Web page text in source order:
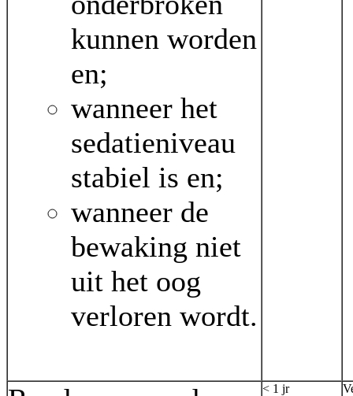
kunnen worden
en;
wanneer het
sedatieniveau
stabiel is en;
wanneer de
bewaking niet
uit het oog
verloren wordt.
< 1 jr